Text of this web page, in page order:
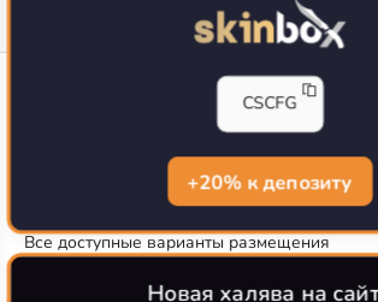
CS-CONFIG.com © 2020-2026 г.
Политика конфиденциальности
РЕКЛАМА НА САЙТЕ
Все доступные варианты размещения
Согласие на обработку данных
О CS-CONFIG.COM
CSCFG
+20% к депозиту
Новая халява на